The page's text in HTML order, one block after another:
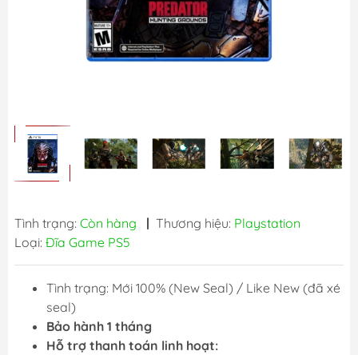
Tình trạng: Còn hàng | Thương hiệu: Playstation
Loại: Đĩa Game PS5
Tình trạng: Mới 100% (New Seal) / Like New (đã xé
seal)
Bảo hành 1 tháng
Hỗ trợ thanh toán linh hoạt: